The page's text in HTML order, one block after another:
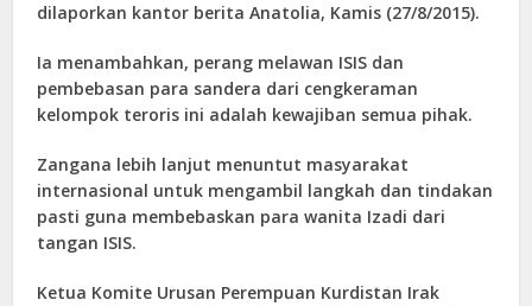
dilaporkan kantor berita Anatolia, Kamis (27/8/2015).
Ia menambahkan, perang melawan ISIS dan
pembebasan para sandera dari cengkeraman
kelompok teroris ini adalah kewajiban semua pihak.
Zangana lebih lanjut menuntut masyarakat
internasional untuk mengambil langkah dan tindakan
pasti guna membebaskan para wanita Izadi dari
tangan ISIS.
Ketua Komite Urusan Perempuan Kurdistan Irak